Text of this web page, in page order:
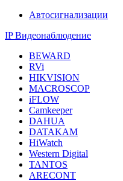
Автосигнализации
IP Видеонаблюдение
BEWARD
RVi
HIKVISION
MACROSCOP
iFLOW
Camkeeper
DAHUA
DATAKAM
HiWatch
Western Digital
TANTOS
ARECONT